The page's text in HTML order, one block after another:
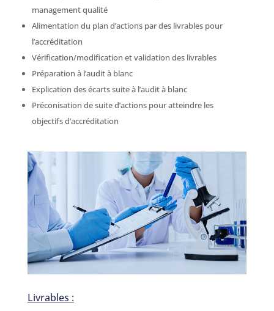
management qualité
Alimentation du plan d’actions par des livrables pour
l’accréditation
Vérification/modification et validation des livrables
Préparation à l’audit à blanc
Explication des écarts suite à l’audit à blanc
Préconisation de suite d’actions pour atteindre les
objectifs d’accréditation
Livrables :